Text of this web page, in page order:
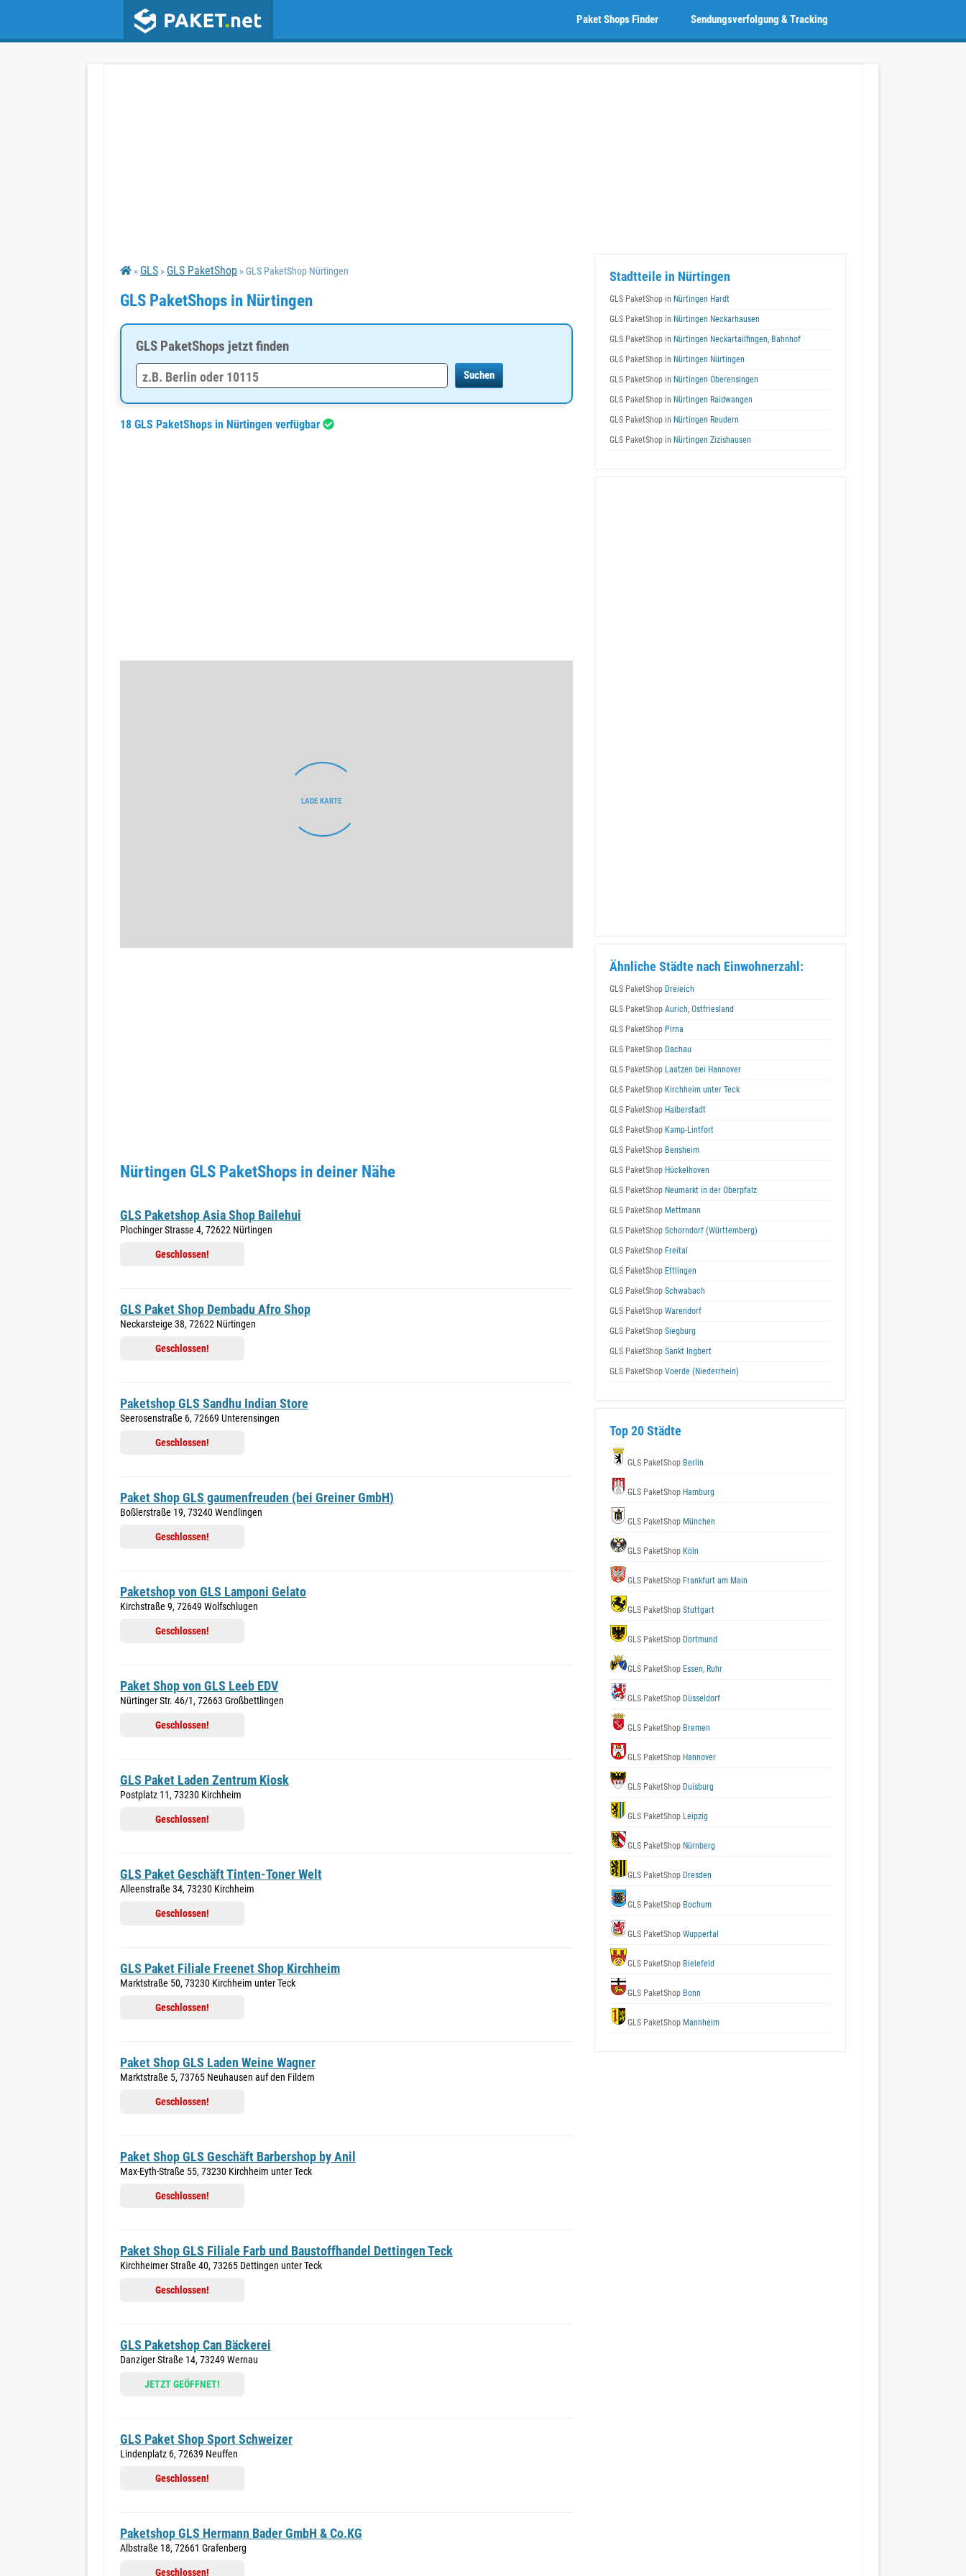
Sendungsverfolgung & Tracking
Paket Shops Finder
» GLS » GLS PaketShop » GLS PaketShop Nürtingen
GLS PaketShops in Nürtingen
GLS PaketShops jetzt finden
18 GLS PaketShops in Nürtingen verfügbar
Nürtingen GLS PaketShops in deiner Nähe
GLS Paketshop Asia Shop Bailehui
Plochinger Strasse 4, 72622 Nürtingen
Geschlossen!
GLS Paket Shop Dembadu Afro Shop
Neckarsteige 38, 72622 Nürtingen
Geschlossen!
Paketshop GLS Sandhu Indian Store
Seerosenstraße 6, 72669 Unterensingen
Geschlossen!
Paket Shop GLS gaumenfreuden (bei Greiner GmbH)
Boßlerstraße 19, 73240 Wendlingen
Geschlossen!
Paketshop von GLS Lamponi Gelato
Kirchstraße 9, 72649 Wolfschlugen
Geschlossen!
Paket Shop von GLS Leeb EDV
Nürtinger Str. 46/1, 72663 Großbettlingen
Geschlossen!
GLS Paket Laden Zentrum Kiosk
Postplatz 11, 73230 Kirchheim
Geschlossen!
GLS Paket Geschäft Tinten-Toner Welt
Alleenstraße 34, 73230 Kirchheim
Geschlossen!
GLS Paket Filiale Freenet Shop Kirchheim
Marktstraße 50, 73230 Kirchheim unter Teck
Geschlossen!
Paket Shop GLS Laden Weine Wagner
Marktstraße 5, 73765 Neuhausen auf den Fildern
Geschlossen!
Paket Shop GLS Geschäft Barbershop by Anil
Max-Eyth-Straße 55, 73230 Kirchheim unter Teck
Geschlossen!
Paket Shop GLS Filiale Farb und Baustoffhandel Dettingen Teck
Kirchheimer Straße 40, 73265 Dettingen unter Teck
Geschlossen!
GLS Paketshop Can Bäckerei
Danziger Straße 14, 73249 Wernau
JETZT GEÖFFNET!
GLS Paket Shop Sport Schweizer
Lindenplatz 6, 72639 Neuffen
Geschlossen!
Paketshop GLS Hermann Bader GmbH & Co.KG
Albstraße 18, 72661 Grafenberg
Geschlossen!
Stadtteile in Nürtingen
GLS PaketShop in Nürtingen Hardt
GLS PaketShop in Nürtingen Neckarhausen
GLS PaketShop in Nürtingen Neckartailfingen, Bahnhof
GLS PaketShop in Nürtingen Nürtingen
GLS PaketShop in Nürtingen Oberensingen
GLS PaketShop in Nürtingen Raidwangen
GLS PaketShop in Nürtingen Reudern
GLS PaketShop in Nürtingen Zizishausen
Ähnliche Städte nach Einwohnerzahl:
GLS PaketShop Dreieich
GLS PaketShop Aurich, Ostfriesland
GLS PaketShop Pirna
GLS PaketShop Dachau
GLS PaketShop Laatzen bei Hannover
GLS PaketShop Kirchheim unter Teck
GLS PaketShop Halberstadt
GLS PaketShop Kamp-Lintfort
GLS PaketShop Bensheim
GLS PaketShop Hückelhoven
GLS PaketShop Neumarkt in der Oberpfalz
GLS PaketShop Mettmann
GLS PaketShop Schorndorf (Württemberg)
GLS PaketShop Freital
GLS PaketShop Ettlingen
GLS PaketShop Schwabach
GLS PaketShop Warendorf
GLS PaketShop Siegburg
GLS PaketShop Sankt Ingbert
GLS PaketShop Voerde (Niederrhein)
Top 20 Städte
GLS PaketShop Berlin
GLS PaketShop Hamburg
GLS PaketShop München
GLS PaketShop Köln
GLS PaketShop Frankfurt am Main
GLS PaketShop Stuttgart
GLS PaketShop Dortmund
GLS PaketShop Essen, Ruhr
GLS PaketShop Düsseldorf
GLS PaketShop Bremen
GLS PaketShop Hannover
GLS PaketShop Duisburg
GLS PaketShop Leipzig
GLS PaketShop Nürnberg
GLS PaketShop Dresden
GLS PaketShop Bochum
GLS PaketShop Wuppertal
GLS PaketShop Bielefeld
GLS PaketShop Bonn
GLS PaketShop Mannheim